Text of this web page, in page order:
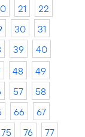
21
22
30
31
39
40
48
49
57
58
66
67
75 76
77